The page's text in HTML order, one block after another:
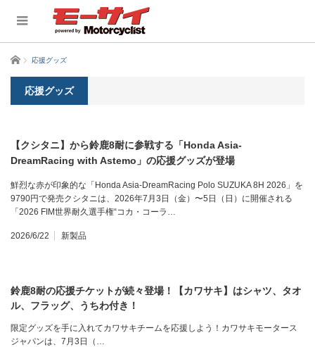
ホーム 応援グッズ
応援グッズ
【クシタニ】から鈴鹿8耐に参戦する「Honda Asia-
DreamRacing with Astemo」の応援グッズが登場
鮮烈な赤が印象的な「Honda Asia-DreamRacing Polo SUZUKA 8H 2026」を
9790円で発売クシタニは、2026年7月3日（金）〜5日（日）に開催される
「2026 FIM世界耐久選手権“コカ・コーラ…
2026/6/22 新製品
鈴鹿8耐の応援チケットが続々登場！【カワサキ】はシャツ、タオ
ル、フラッグ、うちわ付き！
限定グッズを手に入れてカワサキチームを応援しよう！カワサキモータース
ジャパンは、7月3日（…